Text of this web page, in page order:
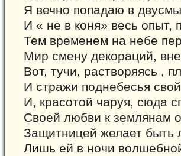
Я вечно попадаю в
И « не в коня» весь опыт,
Тем временем на небе
Мир смену декораций,
Вот, тучи, растворяясь ,
И стражи поднебесья
И, красотой чаруя, сюда
Своей любви к землянам
Защитницей желает быть
Лишь ей в ночи